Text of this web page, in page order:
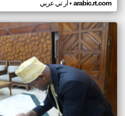
ار تي عربي• arabic.rt.com